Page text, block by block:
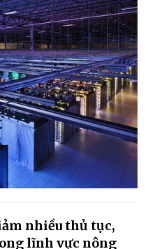
nhiều thủ tục,
lĩnh vực nông